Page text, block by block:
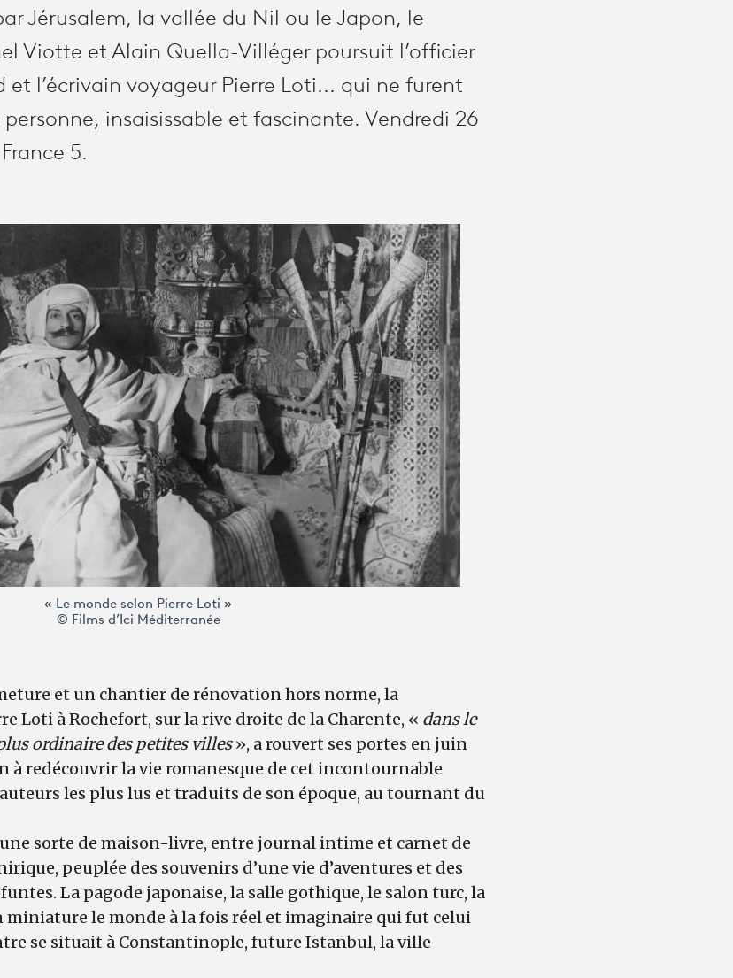
Jérusalem, la vallée du Nil ou le Japon, le
Viotte et Alain Quella-Villéger poursuit l’officier
et l’écrivain voyageur Pierre Loti... qui ne furent
insaisissable et fascinante. Vendredi 26
5.
« Le monde selon Pierre Loti »
© Films d’Ici Méditerranée
et un chantier de rénovation hors norme, la
Loti à Rochefort, sur la rive droite de la Charente, « dans le
ordinaire des petites villes», a rouvert ses portes en juin
à redécouvrir la vie romanesque de cet incontournable
les plus lus et traduits de son époque, au tournant du
sorte de maison-livre, entre journal intime et carnet de
peuplée des souvenirs d’une vie d’aventures et des
La pagode japonaise, la salle gothique, le salon turc, la
miniature le monde à la fois réel et imaginaire qui fut celui
se situait à Constantinople, future Istanbul, la ville